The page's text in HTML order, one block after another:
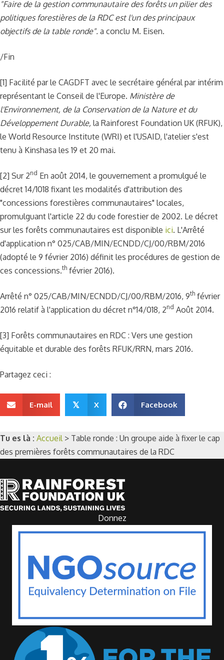
"Faire de la gestion communautaire des forêts un pilier des
politiques forestières de la RDC est l'un des principaux
objectifs de la table ronde". a conclu M. Eisen.
/Fin
[1] Facilité par le CAGDFT avec le secrétaire général par intérim
représentant le Conseil de l'Europe. Ministère de
l'Environnement, de la Conservation de la Nature et du
Développement Durable, la Rainforest Foundation UK (RFUK),
le World Resource Institute (WRI) et l'USAID, l'atelier s'est
tenu à Kinshasa les 19 et 20 mai.
[2] Sur 2nd En août 2014, le gouvernement a promulgué le
décret 14/1018 fixant les modalités d'attribution des
"concessions forestières communautaires" locales,
promulguant l'article 22 du code forestier de 2002. Le décret
sur les forêts communautaires est disponible ici. L'Arrêté
d'application n° 025/CAB/MIN/ECNDD/CJ/00/RBM/2016
(adopté le 9 février 2016) définit les procédures de gestion de
ces concessions.th février 2016).
Arrêté n° 025/CAB/MIN/ECNDD/CJ/00/RBM/2016, 9th février
2016 relatif à l'application du décret n°14/018, 2nd Août 2014.
[3] Forêts communautaires en RDC : Vers une gestion
équitable et durable des forêts RFUK/RRN, mars 2016.
Partagez ceci :
E-mail 𝕏 X Facebook
Tu es là : Accueil > Table ronde : Un groupe aide à fixer le cap
des premières forêts communautaires de la RDC
Donnez